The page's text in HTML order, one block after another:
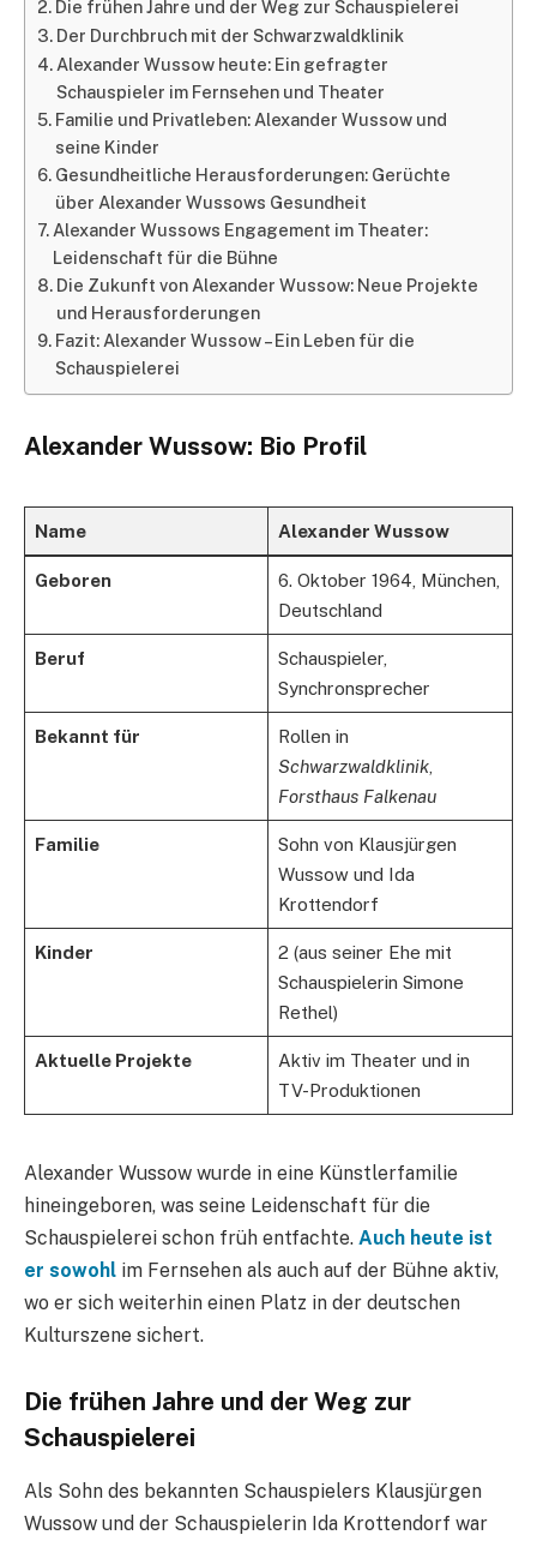
Die frühen Jahre und der Weg zur Schauspielerei
Der Durchbruch mit der Schwarzwaldklinik
Alexander Wussow heute: Ein gefragter
Schauspieler im Fernsehen und Theater
Familie und Privatleben: Alexander Wussow und
seine Kinder
Gesundheitliche Herausforderungen: Gerüchte
über Alexander Wussows Gesundheit
Alexander Wussows Engagement im Theater:
Leidenschaft für die Bühne
Die Zukunft von Alexander Wussow: Neue Projekte
und Herausforderungen
Fazit: Alexander Wussow – Ein Leben für die
Schauspielerei
Alexander Wussow: Bio Profil
Name Alexander Wussow
Geboren
6. Oktober 1964, München,
Deutschland
Beruf
Schauspieler,
Synchronsprecher
Bekannt für
Rollen in
Schwarzwaldklinik,
Forsthaus Falkenau
Familie
Sohn von Klausjürgen
Wussow und Ida
Krottendorf
Kinder
2 (aus seiner Ehe mit
Schauspielerin Simone
Rethel)
Aktuelle Projekte
Aktiv im Theater und in
TV-Produktionen
Alexander Wussow wurde in eine Künstlerfamilie
hineingeboren, was seine Leidenschaft für die
Schauspielerei schon früh entfachte. Auch heute ist
er sowohl im Fernsehen als auch auf der Bühne aktiv,
wo er sich weiterhin einen Platz in der deutschen
Kulturszene sichert.
Die frühen Jahre und der Weg zur
Schauspielerei
Als Sohn des bekannten Schauspielers Klausjürgen
Wussow und der Schauspielerin Ida Krottendorf war